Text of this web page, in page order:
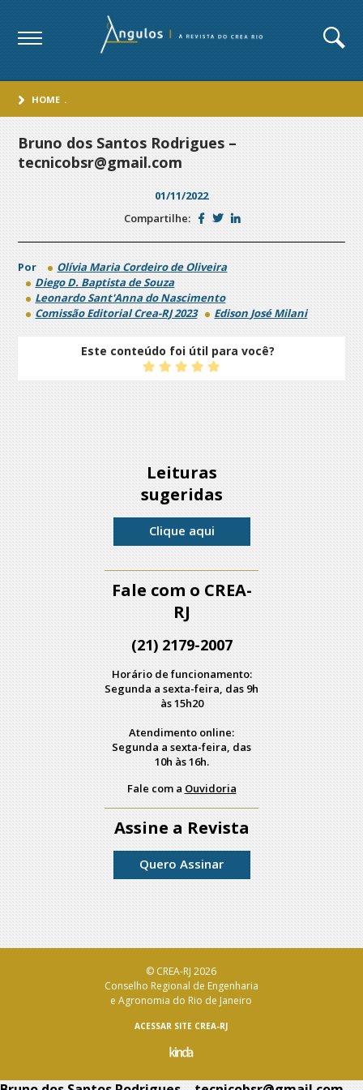
HOME .
Bruno dos Santos Rodrigues –
tecnicobsr@gmail.com
01/11/2022
Compartilhe:
Por
Olívia Maria Cordeiro de Oliveira
Diego D. Baptista de Souza
Leonardo Sant'Anna do Nascimento
Comissão Editorial Crea-RJ 2023
Edison José Milani
Este conteúdo foi útil para você?
Leituras
sugeridas
Clique aqui
Fale com o CREA-
RJ
(21) 2179-2007
Horário de funcionamento:
Segunda a sexta-feira, das 9h
às 15h20
Atendimento online:
Segunda a sexta-feira, das
10h às 16h.
Fale com a Ouvidoria
Assine a Revista
Quero Assinar
© CREA-RJ 2026
Conselho Regional de Engenharia
e Agronomia do Rio de Janeiro
ACESSAR SITE CREA-RJ